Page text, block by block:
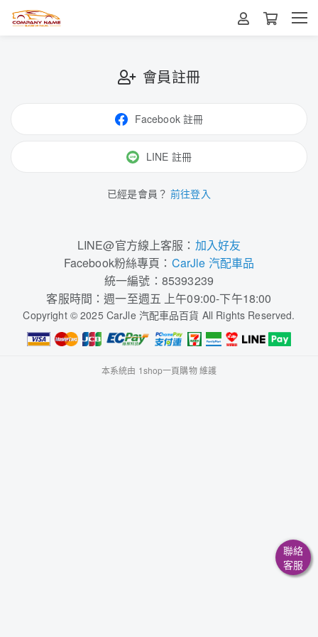
會員註冊
Facebook 註冊
LINE 註冊
已經是會員？ 前往登入
LINE@官方線上客服： 加入好友
Facebook粉絲專頁： CarJle 汽配車品
統一編號：85393239
客服時間：週一至週五 上午09:00-下午18:00
Copyright © 2025 CarJle 汽配車品百貨 All Rights Reserved.
本系統由 1shop一頁購物維護
聯絡
客服